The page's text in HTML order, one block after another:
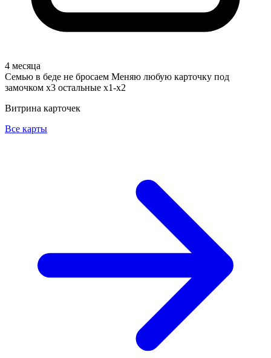
4 месяца
Семью в беде не бросаем Меняю любую карточку под
замочком х3 остальные х1-х2
Витрина карточек
Все карты